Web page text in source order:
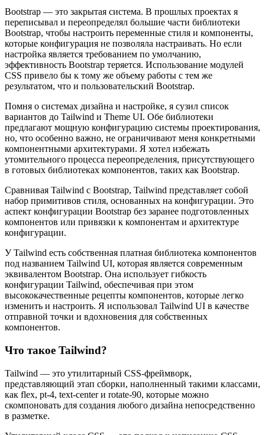
Bootstrap — это закрытая система. В прошлых проектах я
переписывал и переопределял большие части библиотеки
Bootstrap, чтобы настроить переменные стиля и компоненты,
которые конфигурация не позволяла настраивать. Но если
настройка является требованием по умолчанию,
эффективность Bootstrap теряется. Использование модулей
CSS привело бы к тому же объему работы с тем же
результатом, что и пользовательский Bootstrap.
Помня о системах дизайна и настройке, я сузил список
вариантов до Tailwind и Theme UI. Обе библиотеки
предлагают мощную конфигурацию системы проектирования,
но, что особенно важно, не ограничивают меня конкретными
компонентными архитектурами. Я хотел избежать
утомительного процесса переопределения, присутствующего
в готовых библиотеках компонентов, таких как Bootstrap.
Сравнивая Tailwind с Bootstrap, Tailwind представляет собой
набор примитивов стиля, основанных на конфигурации. Это
аспект конфигурации Bootstrap без заранее подготовленных
компонентов или привязки к компонентам и архитектуре
конфигурации.
У Tailwind есть собственная платная библиотека компонентов
под названием Tailwind UI, которая является современным
эквивалентом Bootstrap. Она использует гибкость
конфигурации Tailwind, обеспечивая при этом
высококачественные рецепты компонентов, которые легко
изменить и настроить. Я использовал Tailwind UI в качестве
отправной точки и вдохновения для собственных
компонентов.
Что такое Tailwind?
Tailwind — это утилитарный CSS-фреймворк,
представляющий этап сборки, наполненный такими классами,
как flex, pt-4, text-center и rotate-90, которые можно
скомпоновать для создания любого дизайна непосредственно
в разметке.